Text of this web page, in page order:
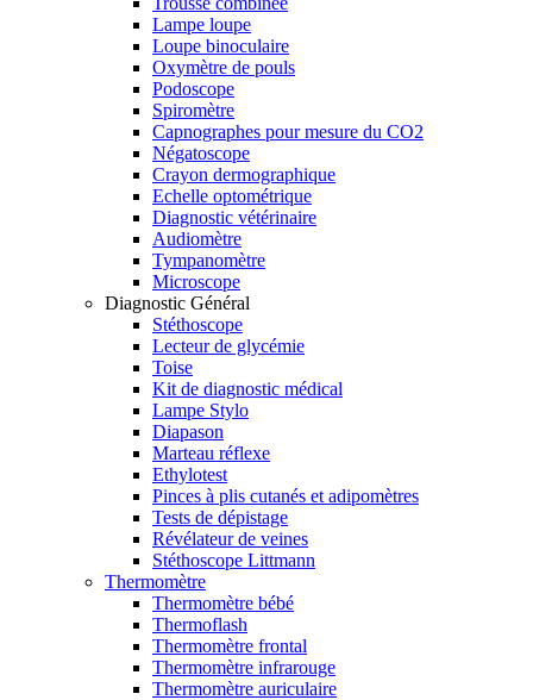
Lampe loupe
Loupe binoculaire
Oxymètre de pouls
Podoscope
Spiromètre
Capnographes pour mesure du CO2
Négatoscope
Crayon dermographique
Echelle optométrique
Diagnostic vétérinaire
Audiomètre
Tympanomètre
Microscope
Diagnostic Général
Stéthoscope
Lecteur de glycémie
Toise
Kit de diagnostic médical
Lampe Stylo
Diapason
Marteau réflexe
Ethylotest
Pinces à plis cutanés et adipomètres
Tests de dépistage
Révélateur de veines
Stéthoscope Littmann
Thermomètre
Thermomètre bébé
Thermoflash
Thermomètre frontal
Thermomètre infrarouge
Thermomètre auriculaire